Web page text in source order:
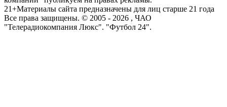
21+Материалы сайта предназначены для лиц старше 21 года
Все права защищены. © 2005 - 2026 , ЧАО
"Телерадиокомпания Люкс". "Футбол 24".